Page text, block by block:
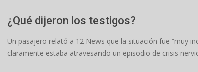
¿Qué dijeron los testigos?
Un pasajero relató a 12 News que la situación fue “muy
claramente estaba atravesando un episodio de crisis